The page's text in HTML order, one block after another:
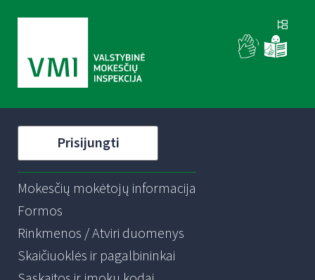
Prisijungti
Mokesčių mokėtojų informacija
Formos
Rinkmenos / Atviri duomenys
Skaičiuoklės ir pagalbininkai